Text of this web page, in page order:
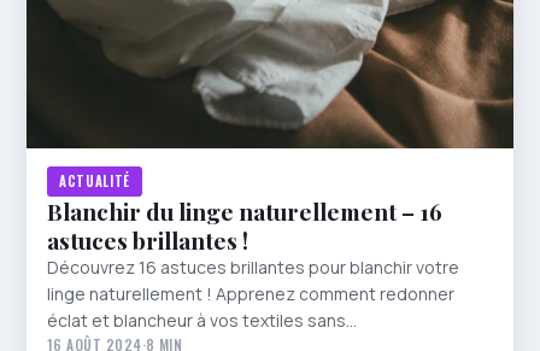
ACTUALITÉ
Blanchir du linge naturellement – 16
astuces brillantes !
Découvrez 16 astuces brillantes pour blanchir votre
linge naturellement ! Apprenez comment redonner
éclat et blancheur à vos textiles sans…
16 AOÛT 2024·8 MIN